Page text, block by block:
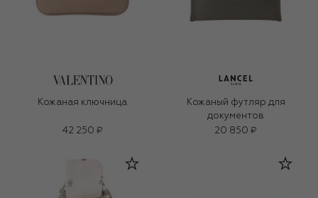
Кожаная ключница
42 250 ₽
Кожаный футляр для
документов
20 850 ₽